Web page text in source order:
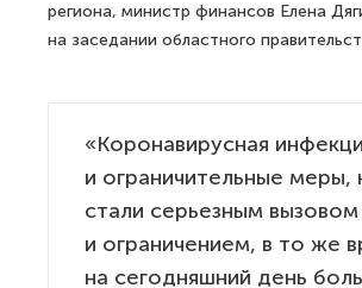
региона, министр финансов Елена
на заседании областного
«Коронавирусная
и ограничительные меры,
стали серьезным вызовом
и ограничением, в то же
на сегодняшний день